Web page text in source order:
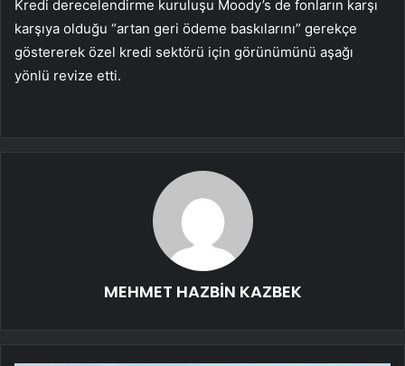
Kredi derecelendirme kuruluşu Moody’s de fonların karşı
karşıya olduğu “artan geri ödeme baskılarını” gerekçe
göstererek özel kredi sektörü için görünümünü aşağı
yönlü revize etti.
MEHMET HAZBİN KAZBEK